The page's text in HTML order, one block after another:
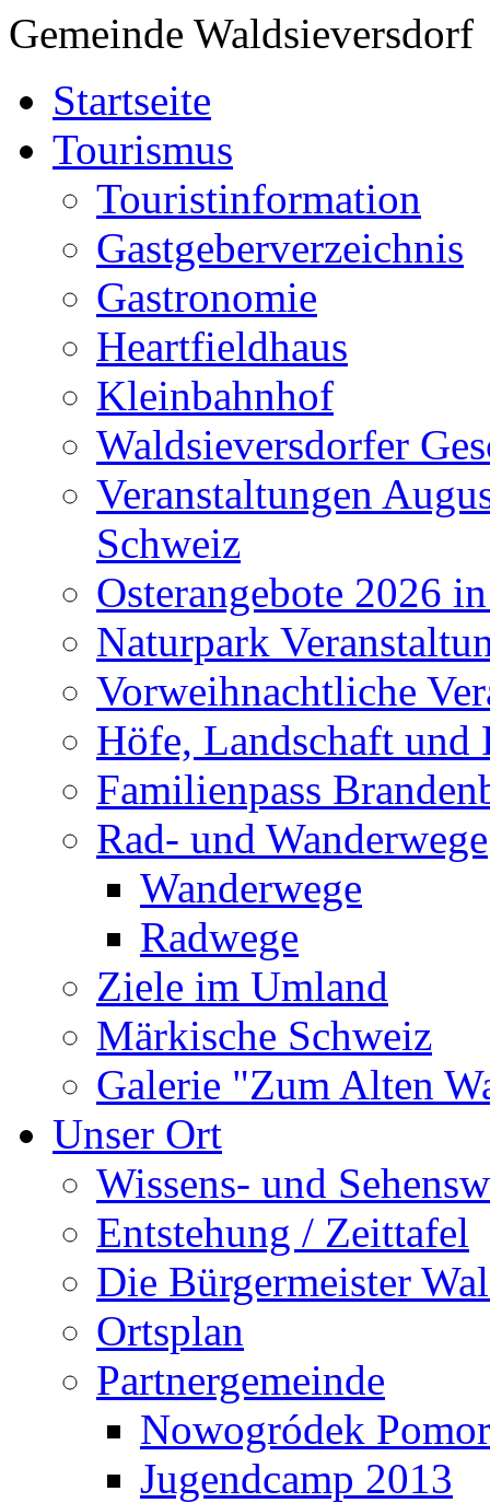
Gemeinde Waldsieversdorf
Startseite
Tourismus
Touristinformation
Gastgeberverzeichnis
Gastronomie
Heartfieldhaus
Kleinbahnhof
Waldsieversdorfer
Veranstaltungen
Schweiz
Osterangebote 2026
Naturpark
Vorweihnachtliche
Höfe, Landschaft und
Familienpass
Rad- und Wanderwege
Wanderwege
Radwege
Ziele im Umland
Märkische Schweiz
Galerie "Zum Alten
Unser Ort
Wissens- und
Entstehung / Zeittafel
Die Bürgermeister
Ortsplan
Partnergemeinde
Nowogródek
Jugendcamp 2013